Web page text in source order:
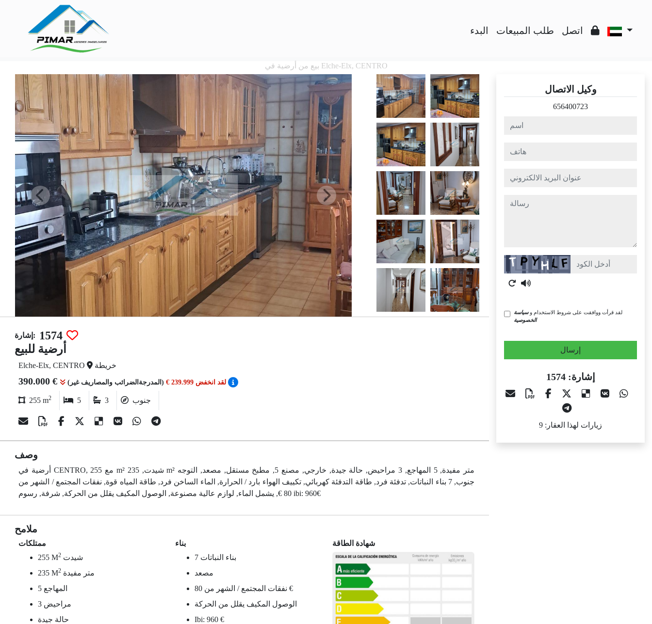
البدء طلب المبيعات اتصل
بيع من أرضية في Elche-Elx, CENTRO
إشارة:
1574
أرضية للبيع
Elche-Elx, CENTRO خريطة
390.000 € لقد انخفض 239.999 €
255 m2 5 3 جنوب
وصف
أرضية في CENTRO, مع 255 m² شيدت, 235 m² متر مفيدة, 5 المهاجع, 3 مراحيض, حالة جيدة, خارجي, مصنع 5, مطبخ مستقل, مصعد, التوجه
جنوب, 7 بناء النباتات, تدفئة فرد, طاقة التدفئة كهربائي, تكييف الهواء بارد / الحرارة, الماء الساخن فرد, طاقة المياه قوة, نفقات المجتمع / الشهر من
80 €, يشمل الماء, لوازم عالية مصنوعة, الوصول المكيف يقلل من الحركة, شرفة, رسوم ibi: 960€
ملامح
ممتلكات
255 M2 شيدت
235 M2 متر مفيدة
5 المهاجع
3 مراحيض
حالة جيدة
بناء
7 بناء النباتات
مصعد
نفقات المجتمع / الشهر من 80 €
الوصول المكيف يقلل من الحركة
Ibi: 960 €
شهادة الطاقة
وكيل الاتصال
656400723
عنوان البريد الالكتروني
رسالة
Captcha
لقد قرأت ووافقت على شروط الاستخدام وسياسة
الخصوصية
إرسال
إشارة: 1574
زيارات لهذا العقار: 9